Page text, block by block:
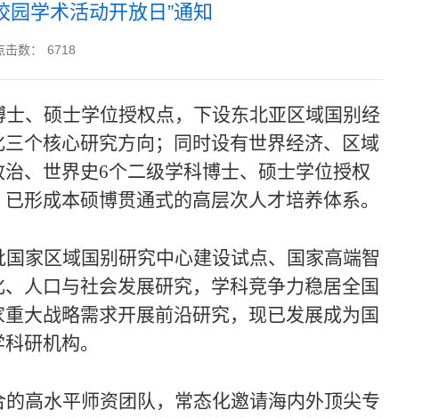
园学术活动开放日”通知
击数： 6718
、硕士学位授权点，下设东北亚区域国别经
三个核心研究方向；同时设有世界经济、区域
、世界史6个二级学科博士、 硕士学位授权
已形成本硕博贯通式的高层次人才培养体系。
家区域国别研究中心建设试点、国家高端智
人口与社会发展研究，学科竞争力稳居全国
大战略需求开展前沿研究，现已发展成为国
科研机构。
高水平师资团队，常态化邀请海内外顶尖专